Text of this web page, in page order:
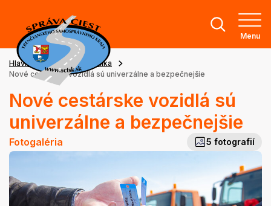
Menu
Hlavná stránka
Technika
Nové cestárske vozidlá sú univerzálne a bezpečnejšie
Nové cestárske vozidlá sú
univerzálne a bezpečnejšie
Fotogaléria 5 fotografií